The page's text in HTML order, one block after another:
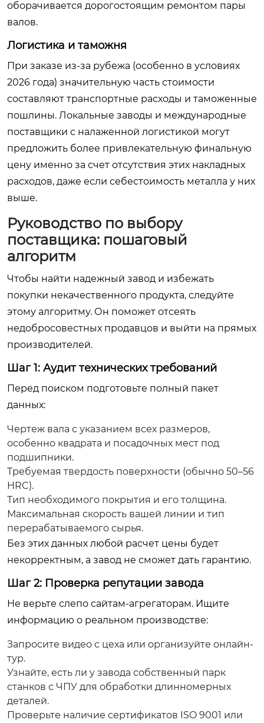
оборачивается дорогостоящим ремонтом пары
валов.
Логистика и таможня
При заказе из-за рубежа (особенно в условиях
2026 года) значительную часть стоимости
составляют транспортные расходы и таможенные
пошлины. Локальные заводы и международные
поставщики с налаженной логистикой могут
предложить более привлекательную финальную
цену именно за счет отсутствия этих накладных
расходов, даже если себестоимость металла у них
выше.
Руководство по выбору
поставщика: пошаговый
алгоритм
Чтобы найти надежный завод и избежать
покупки некачественного продукта, следуйте
этому алгоритму. Он поможет отсеять
недобросовестных продавцов и выйти на прямых
производителей.
Шаг 1: Аудит технических требований
Перед поиском подготовьте полный пакет
данных:
Чертеж вала с указанием всех размеров,
особенно квадрата и посадочных мест под
подшипники.
Требуемая твердость поверхности (обычно 50–56
HRC).
Тип необходимого покрытия и его толщина.
Максимальная скорость вашей линии и тип
перерабатываемого сырья.
Без этих данных любой расчет цены будет
некорректным, а завод не сможет дать гарантию.
Шаг 2: Проверка репутации завода
Не верьте слепо сайтам-агрегаторам. Ищите
информацию о реальном производстве:
Запросите видео с цеха или организуйте онлайн-
тур.
Узнайте, есть ли у завода собственный парк
станков с ЧПУ для обработки длинномерных
деталей.
Проверьте наличие сертификатов ISO 9001 или